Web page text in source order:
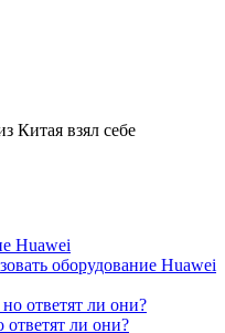
Китая взял себе
оборудование Huawei
ответят ли они?